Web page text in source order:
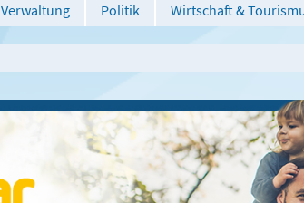
Verwaltung Politik Wirtschaft &